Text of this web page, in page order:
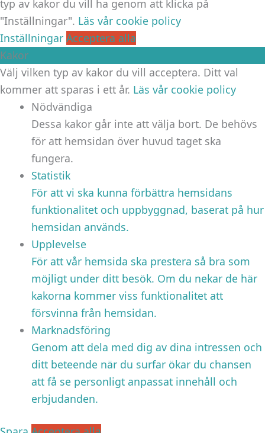
typ av kakor du vill ha genom att klicka på
"Inställningar". Läs vår cookie policy
Inställningar Acceptera alla
Kakor
Välj vilken typ av kakor du vill acceptera. Ditt val
kommer att sparas i ett år. Läs vår cookie policy
Nödvändiga
Dessa kakor går inte att välja bort. De behövs
för att hemsidan över huvud taget ska
fungera.
Statistik
För att vi ska kunna förbättra hemsidans
funktionalitet och uppbyggnad, baserat på hur
hemsidan används.
Upplevelse
För att vår hemsida ska prestera så bra som
möjligt under ditt besök. Om du nekar de här
kakorna kommer viss funktionalitet att
försvinna från hemsidan.
Marknadsföring
Genom att dela med dig av dina intressen och
ditt beteende när du surfar ökar du chansen
att få se personligt anpassat innehåll och
erbjudanden.